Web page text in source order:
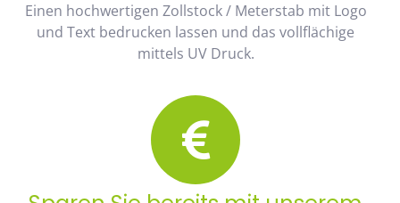
Einen hochwertigen Zollstock / Meterstab mit Logo
und Text bedrucken lassen und das vollflächige
mittels UV Druck.